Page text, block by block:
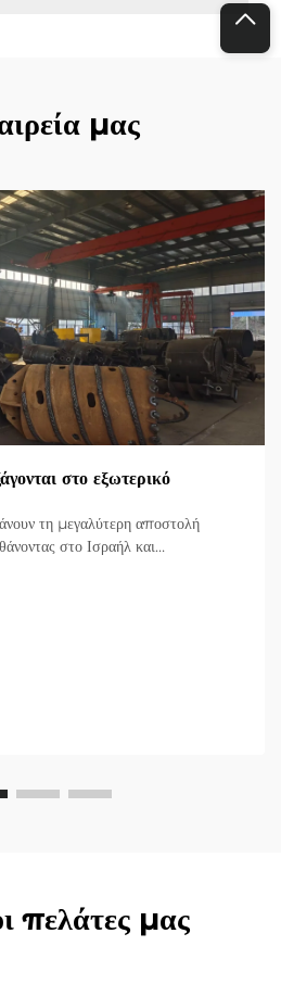
μας
στο εξωτερικό
τη μεγαλύτερη αποστολή
στο Ισραήλ και
πελάτες μας